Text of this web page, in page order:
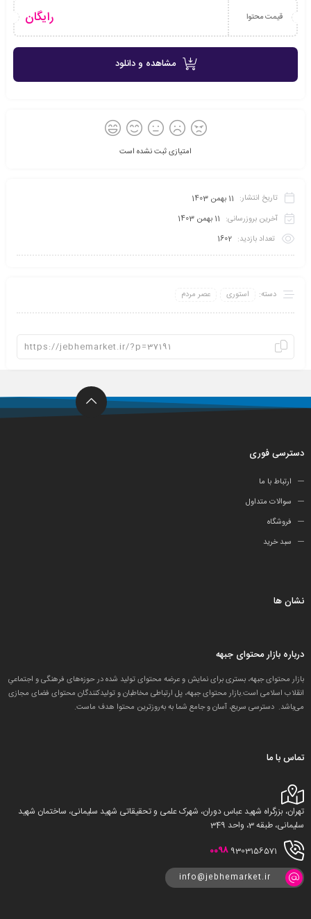
قیمت محتوا رایگان
مشاهده و دانلود
امتیازی ثبت نشده است
تاریخ انتشار: 11 بهمن 1403
آخرین بروزرسانی: 11 بهمن 1403
تعداد بازدید: 1602
دسته: استوری عصر مردم
دسترسی فوری
ارتباط با ما
سوالات متداول
فروشگاه
سبد خرید
نشان ها
درباره بازار محتوای جبهه
بازار محتوای جبهه، بستری برای نمایش و عرضه محتوای تولید شده در حوزه‌های فرهنگی و اجتماعیِ
انقلاب اسلامی است.بازار محتوای جبهه، پل ارتباطی مخاطبان و تولید‌کنندگان محتوای فضای مجازی
می‌باشد. دسترسی سریع، آسان و جامع شما به به‌روزترین محتوا هدف ماست.
تماس با ما
تهران، بزرگراه شهید عباس دوران، شهرک علمی و تحقیقاتی شهید سلیمانی، ساختمان شهید
سلیمانی، طبقه 3، واحد 349
0098 9303156571
info@jebhemarket.ir